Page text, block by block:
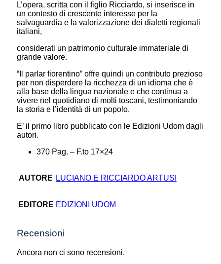
L’opera, scritta con il figlio Ricciardo, si inserisce in
un contesto di crescente interesse per la
salvaguardia e la valorizzazione dei dialetti regionali
italiani,
considerati un patrimonio culturale immateriale di
grande valore.
“Il parlar fiorentino” offre quindi un contributo prezioso
per non disperdere la ricchezza di un idioma che è
alla base della lingua nazionale e che continua a
vivere nel quotidiano di molti toscani, testimoniando
la storia e l’identità di un popolo.
E’ il primo libro pubblicato con le Edizioni Udom dagli
autori.
370 Pag. – F.to 17×24
AUTORE LUCIANO E RICCIARDO ARTUSI
EDITORE EDIZIONI UDOM
Recensioni
Ancora non ci sono recensioni.